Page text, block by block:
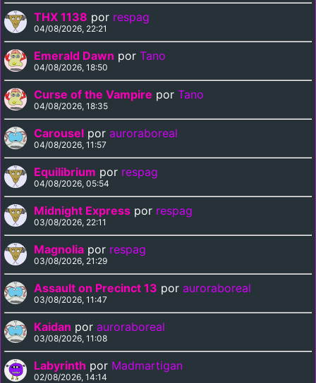
THX 1138 por respag
04/08/2026, 22:21
Emerald Dawn por Tano
04/08/2026, 18:50
Curse of the Vampire por Tano
04/08/2026, 18:35
Carousel por auroraboreal
04/08/2026, 11:57
Equilibrium por respag
04/08/2026, 05:54
Midnight Express por respag
03/08/2026, 22:11
Magnolia por respag
03/08/2026, 21:29
Assault on Precinct 13 por auroraboreal
03/08/2026, 11:47
Kaidan por auroraboreal
03/08/2026, 11:08
Labyrinth por Madmartigan
02/08/2026, 14:14